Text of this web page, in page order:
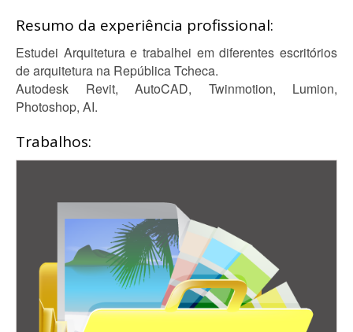
Resumo da experiência profissional:
Estudei Arquitetura e trabalhei em diferentes escritórios
de arquitetura na República Tcheca.
Autodesk Revit, AutoCAD, Twinmotion, Lumion,
Photoshop, AI.
Trabalhos: